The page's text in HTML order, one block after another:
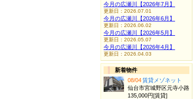
今月の広瀬川【2026年7月】
更新日：2026.07.01
今月の広瀬川【2026年6月】
更新日：2026.06.02
今月の広瀬川【2026年5月】
更新日：2026.05.07
今月の広瀬川【2026年4月】
更新日：2026.04.03
新着物件
08/04賃貸メゾネット
仙台市宮城野区元寺小路
135,000円[賃貸]